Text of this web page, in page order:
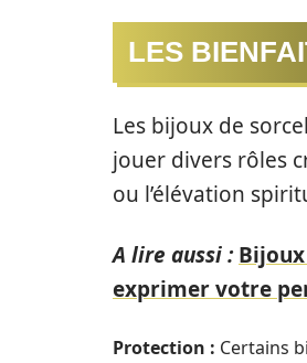
LES
Les bijoux de
jouer divers rôles
ou l’élévation
A lire aussi :
exprimer votre
Protection : Certains